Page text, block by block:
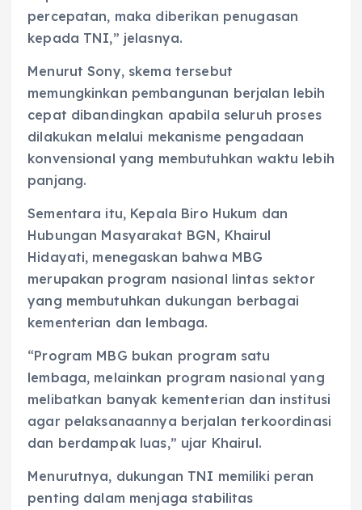
percepatan, maka diberikan penugasan
kepada TNI,” jelasnya.
Menurut Sony, skema tersebut
memungkinkan pembangunan berjalan lebih
cepat dibandingkan apabila seluruh proses
dilakukan melalui mekanisme pengadaan
konvensional yang membutuhkan waktu lebih
panjang.
Sementara itu, Kepala Biro Hukum dan
Hubungan Masyarakat BGN, Khairul
Hidayati, menegaskan bahwa MBG
merupakan program nasional lintas sektor
yang membutuhkan dukungan berbagai
kementerian dan lembaga.
“Program MBG bukan program satu
lembaga, melainkan program nasional yang
melibatkan banyak kementerian dan institusi
agar pelaksanaannya berjalan terkoordinasi
dan berdampak luas,” ujar Khairul.
Menurutnya, dukungan TNI memiliki peran
penting dalam menjaga stabilitas